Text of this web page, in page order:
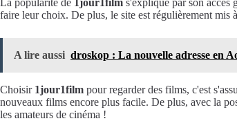
faire leur choix. De plus, le site est régulièrement mis
A lire aussi droskop : La nouvelle adresse en
Choisir 1jour1film pour regarder des films, c'est
nouveaux films encore plus facile. De plus, avec la
les amateurs de cinéma !